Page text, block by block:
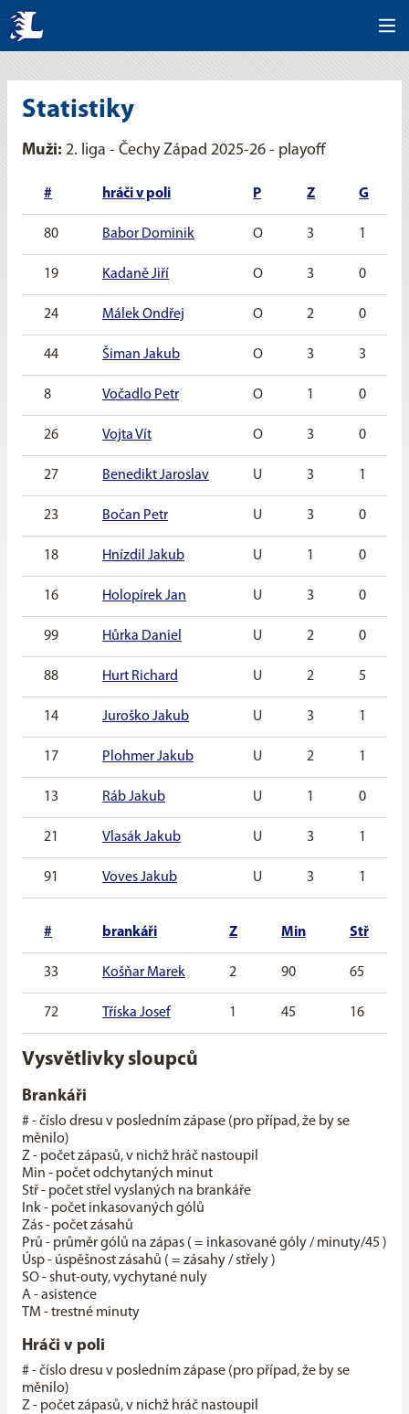
Statistiky
Muži: 2. liga - Čechy Západ 2025-26 - playoff
# hráči v poli P Z G
80 Babor Dominik O 3 1
19 Kadaně Jiří O 3 0
24 Málek Ondřej O 2 0
44 Šiman Jakub O 3 3
8 Vočadlo Petr O 1 0
26 Vojta Vít O 3 0
27 Benedikt Jaroslav U 3 1
23 Bočan Petr U 3 0
18 Hnízdil Jakub U 1 0
16 Holopírek Jan U 3 0
99 Hůrka Daniel U 2 0
88 Hurt Richard U 2 5
14 Juroško Jakub U 3 1
17 Plohmer Jakub U 2 1
13 Ráb Jakub U 1 0
21 Vlasák Jakub U 3 1
91 Voves Jakub U 3 1
# brankáři Z Min Stř
33 Košňar Marek 2 90 65
72 Tříska Josef 1 45 16
Vysvětlivky sloupců
Brankáři
# - číslo dresu v posledním zápase (pro případ, že by se
měnilo)
Z - počet zápasů, v nichž hráč nastoupil
Min - počet odchytaných minut
Stř - počet střel vyslaných na brankáře
Ink - počet inkasovaných gólů
Zás - počet zásahů
Prů - průměr gólů na zápas ( = inkasované góly / minuty/45 )
Úsp - úspěšnost zásahů ( = zásahy / střely )
SO - shut-outy, vychytané nuly
A - asistence
TM - trestné minuty
Hráči v poli
# - číslo dresu v posledním zápase (pro případ, že by se
měnilo)
Z - počet zápasů, v nichž hráč nastoupil